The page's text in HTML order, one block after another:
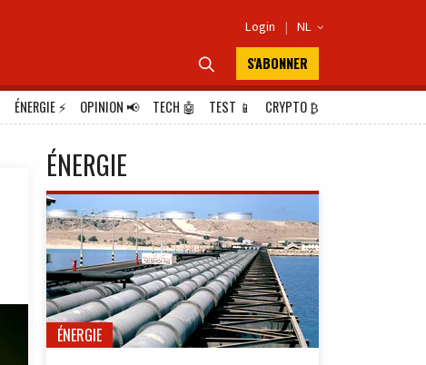
Login | NL 
 S'ABONNER
ÉNERGIE⚡ OPINION📢 TECH 🤖 TEST 📱 CRYPTO₿
ÉNERGIE
ÉNERGIE